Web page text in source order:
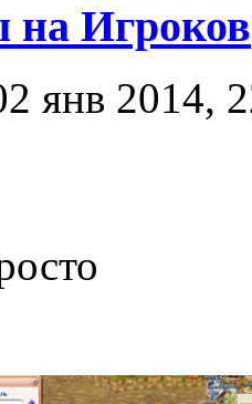
Игроков
янв 2014,